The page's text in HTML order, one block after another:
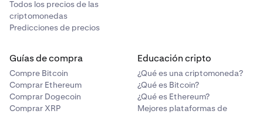
Todos los precios de las
criptomonedas
Predicciones de precios
Guías de compra
Compre Bitcoin
Comprar Ethereum
Comprar Dogecoin
Comprar XRP
Educación cripto
¿Qué es una criptomoneda?
¿Qué es Bitcoin?
¿Qué es Ethereum?
Mejores plataformas de